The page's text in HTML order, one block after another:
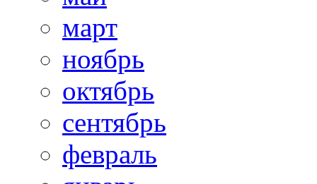
март
ноябрь
октябрь
сентябрь
февраль